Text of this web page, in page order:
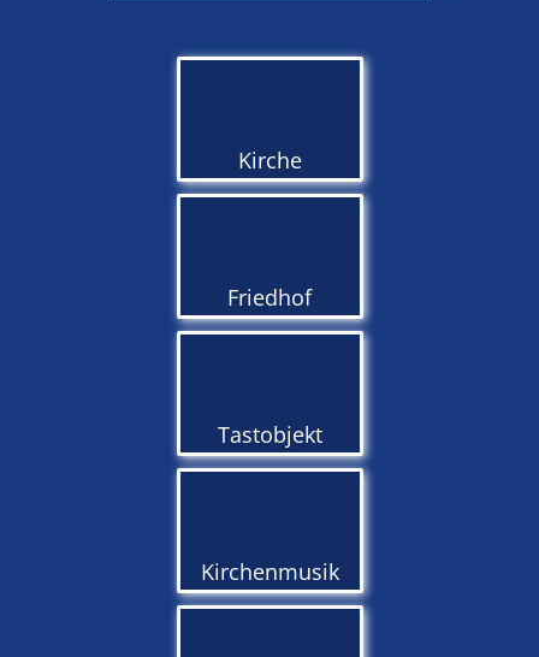
Kirche
Friedhof
Tastobjekt
Kirchenmusik